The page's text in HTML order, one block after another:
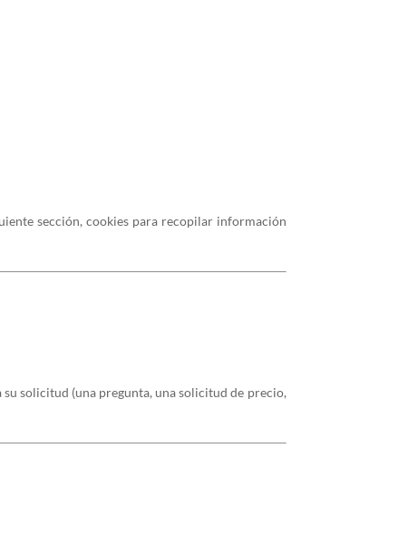
sección, cookies para recopilar información
solicitud (una pregunta, una solicitud de precio,